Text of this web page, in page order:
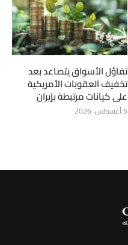
تفاؤل الأسواق يتصاعد بعد
تخفيف العقوبات الأمريكية
على كيانات مرتبطة بإيران
5 أغسطس، 2026